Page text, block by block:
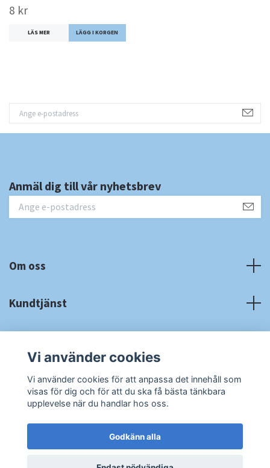
8 kr
LÄS MER
Anmäl dig till vår nyhetsbrev
Om oss
Kundtjänst
Sociala medier
© 2026 RA CardshopPowered by Quickbutik
Vi använder cookies
Vi använder cookies för att anpassa det innehåll som
visas för dig och för att du ska få bästa tänkbara
upplevelse när du handlar hos oss.
Godkänn alla